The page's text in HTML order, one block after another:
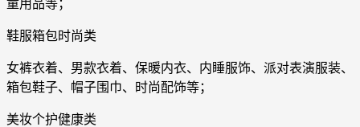
童用品等；
鞋服箱包时尚类
女裤衣着、男款衣着、保暖内衣、内睡服饰、派对表演服装、
箱包鞋子、帽子围巾、时尚配饰等；
美妆个护健康类